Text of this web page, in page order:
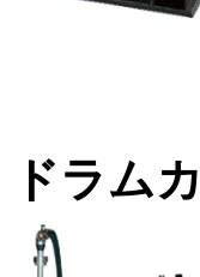
ドラム